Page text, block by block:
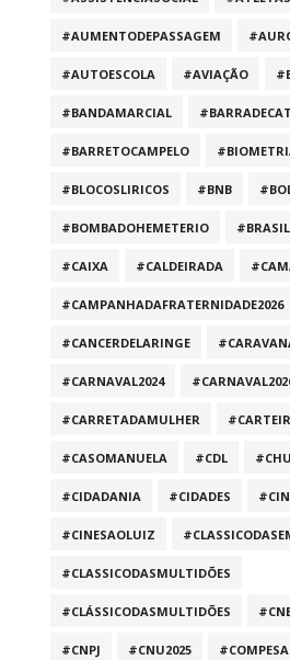
#AUMENTODEPASSAGEM
#AUTOESCOLA #AVIAÇÃO
#BANDAMARCIAL
#BARRETOCAMPELO
#BLOCOSLIRICOS #BNB
#BOMBADOHEMETERIO #BRASIL
#CAIXA #CALDEIRADA
#CAMPANHADAFRATERNIDADE2026
#CANCERDELARINGE
#CARNAVAL2024
#CARRETADAMULHER
#CASOMANUELA #CDL
#CIDADANIA #CIDADES
#CINESAOLUIZ
#CLASSICODASMULTIDÕES
#CLÁSSICODASMULTIDÕES
#CNPJ #CNU2025 #COMPESA